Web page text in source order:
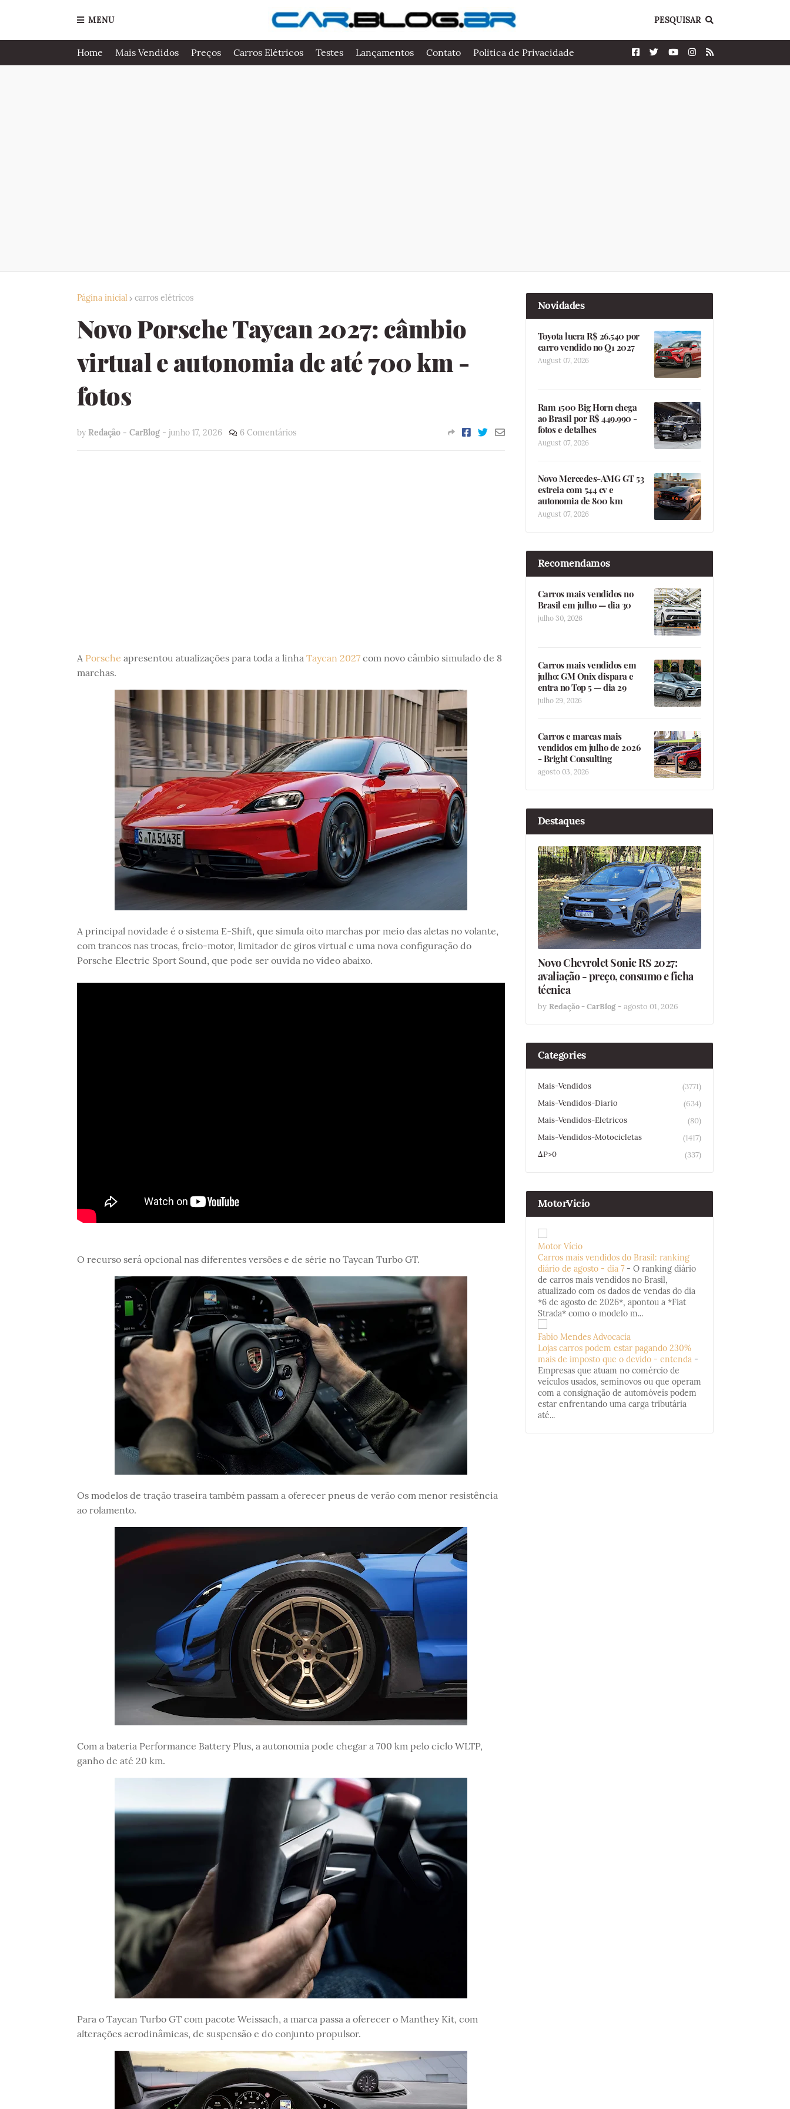
MENU PESQUISAR
Home Mais Vendidos Preços Carros Elétricos Testes Lançamentos Contato Politica de Privacidade
Página inicial carros elétricos
Novo Porsche Taycan 2027: câmbio
virtual e autonomia de até 700 km -
fotos
by Redação - CarBlog - junho 17, 2026 6 Comentários
A Porsche apresentou atualizações para toda a linha Taycan 2027com novo câmbio simulado de 8
marchas.
A principal novidade é o sistema E-Shift, que simula oito marchas por meio das aletas no volante,
com trancos nas trocas, freio-motor, limitador de giros virtual e uma nova configuração do
Porsche Electric Sport Sound, que pode ser ouvida no vídeo abaixo.
O recurso será opcional nas diferentes versões e de série no Taycan Turbo GT.
Os modelos de tração traseira também passam a oferecer pneus de verão com menor resistência
ao rolamento.
Com a bateria Performance Battery Plus, a autonomia pode chegar a 700 km pelo ciclo WLTP,
ganho de até 20 km.
Para o Taycan Turbo GT com pacote Weissach, a marca passa a oferecer o Manthey Kit, com
alterações aerodinâmicas, de suspensão e do conjunto propulsor.
Novidades
Toyota lucra R$ 26.540 por
carro vendido no Q1 2027
August 07, 2026
Ram 1500 Big Horn chega
ao Brasil por R$ 449.990 -
fotos e detalhes
August 07, 2026
Novo Mercedes-AMG GT 53
estreia com 544 cv e
autonomia de 800 km
August 07, 2026
Recomendamos
Carros mais vendidos no
Brasil em julho — dia 30
julho 30, 2026
Carros mais vendidos em
julho: GM Onix dispara e
entra no Top 5 — dia 29
julho 29, 2026
Carros e marcas mais
vendidos em julho de 2026
- Bright Consulting
agosto 03, 2026
Destaques
Novo Chevrolet Sonic RS 2027:
avaliação - preço, consumo e ficha
técnica
by Redação - CarBlog - agosto 01, 2026
Categories
Mais-Vendidos
(3771)
Mais-Vendidos-Diario
(634)
Mais-Vendidos-Eletricos
(80)
Mais-Vendidos-Motocicletas
(1417)
ΔP>0
(337)
MotorVicio
Motor Vício
Carros mais vendidos do Brasil: ranking
diário de agosto - dia 7 - O ranking diário
de carros mais vendidos no Brasil,
atualizado com os dados de vendas do dia
*6 de agosto de 2026*, apontou a *Fiat
Strada* como o modelo m...
Fabio Mendes Advocacia
Lojas carros podem estar pagando 230%
mais de imposto que o devido - entenda -
Empresas que atuam no comércio de
veículos usados, seminovos ou que operam
com a consignação de automóveis podem
estar enfrentando uma carga tributária
até...